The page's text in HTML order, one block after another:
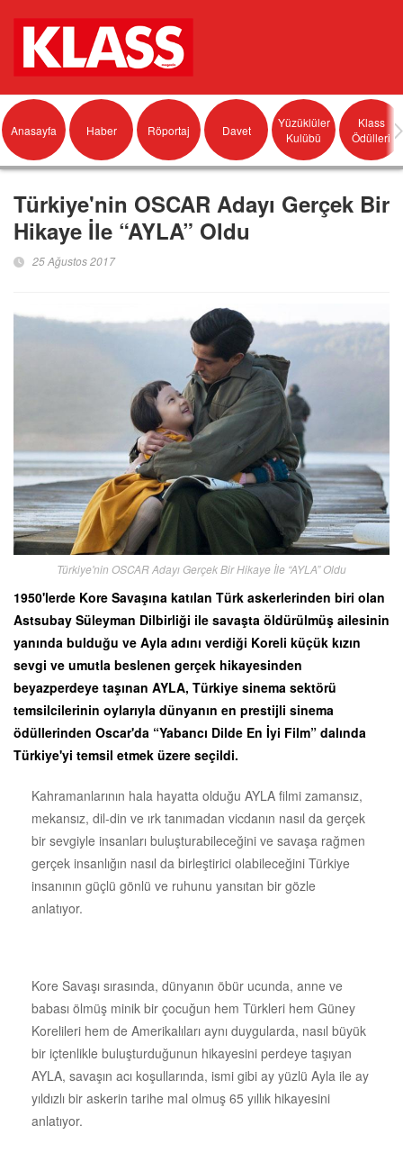
Anasayfa Haber Röportaj Davet
Yüzüklüler
Kulübü
Klass
Ödülleri
Türkiye'nin OSCAR Adayı Gerçek Bir
Hikaye İle “AYLA” Oldu
25 Ağustos 2017
Türkiye'nin OSCAR Adayı Gerçek Bir Hikaye İle “AYLA” Oldu
1950'lerde Kore Savaşına katılan Türk askerlerinden biri olan
Astsubay Süleyman Dilbirliği ile savaşta öldürülmüş ailesinin
yanında bulduğu ve Ayla adını verdiği Koreli küçük kızın
sevgi ve umutla beslenen gerçek hikayesinden
beyazperdeye taşınan AYLA, Türkiye sinema sektörü
temsilcilerinin oylarıyla dünyanın en prestijli sinema
ödüllerinden Oscar'da “Yabancı Dilde En İyi Film” dalında
Türkiye'yi temsil etmek üzere seçildi.
Kahramanlarının hala hayatta olduğu AYLA filmi zamansız,
mekansız, dil-din ve ırk tanımadan vicdanın nasıl da gerçek
bir sevgiyle insanları buluşturabileceğini ve savaşa rağmen
gerçek insanlığın nasıl da birleştirici olabileceğini Türkiye
insanının güçlü gönlü ve ruhunu yansıtan bir gözle
anlatıyor.
Kore Savaşı sırasında, dünyanın öbür ucunda, anne ve
babası ölmüş minik bir çocuğun hem Türkleri hem Güney
Korelileri hem de Amerikalıları aynı duygularda, nasıl büyük
bir içtenlikle buluşturduğunun hikayesini perdeye taşıyan
AYLA, savaşın acı koşullarında, ismi gibi ay yüzlü Ayla ile ay
yıldızlı bir askerin tarihe mal olmuş 65 yıllık hikayesini
anlatıyor.